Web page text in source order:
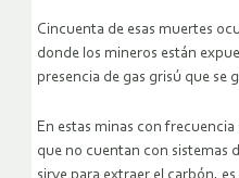
Cincuenta de esas muertes
donde los mineros están
presencia de gas grisú que se
En estas minas con
que no cuentan con sistemas